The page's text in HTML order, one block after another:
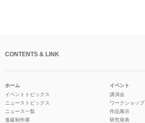
CONTENTS & LINK
ホーム
イベントトピックス
ニューストピックス
ニュース一覧
進級制作展
イベント
講演会
ワークショップ
作品展示
研究発表